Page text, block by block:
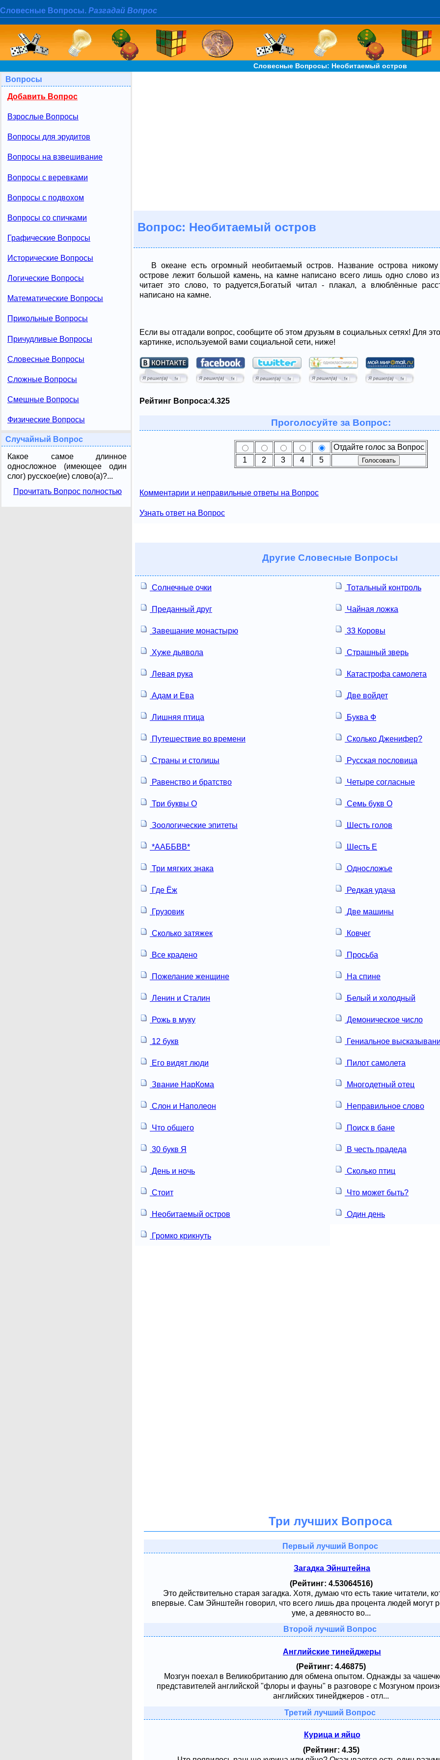
Словесные Вопросы. Разгадай Вопрос
Словесные Вопросы: Необитаемый остров
Вопросы
Добавить Вопрос
Взрослые Вопросы
Вопросы для эрудитов
Вопросы на взвешивание
Вопросы с веревками
Вопросы с подвохом
Вопросы со спичками
Графические Вопросы
Исторические Вопросы
Логические Вопросы
Математические Вопросы
Прикольные Вопросы
Причудливые Вопросы
Словесные Вопросы
Сложные Вопросы
Смешные Вопросы
Физические Вопросы
Случайный Вопрос
Какое самое длинное
односложное (имеющее один
слог) русское(ие) слово(а)?...
Прочитать Вопрос полностью
Вопрос: Необитаемый остров
В океане есть огромный необитаемый остров. Название острова
острове лежит большой камень, на камне написано всего лишь одно слово
читает это слово, то радуется,Богатый читал - плакал, а влюблённые
написано на камне.
Если вы отгадали вопрос, сообщите об этом друзьям в социальных сетях! Для
картинке, используемой вами социальной сети, ниже!
Рейтинг Вопроса:4.325
Проголосуйте за Вопрос:
Отдайте голос за Вопрос
1
2 3 4 5
Комментарии и неправильные ответы на Вопрос
Узнать ответ на Вопрос
Другие Словесные Вопросы
Солнечные очки Тотальный контроль
Преданный друг Чайная ложка
Завещание монастырю 33 Коровы
Хуже дьявола Страшный зверь
Левая рука Катастрофа самолета
Адам и Ева Две войдет
Лишняя птица Буква Ф
Путешествие во времени Сколько Дженифер?
Страны и столицы Русская пословица
Равенство и братство Четыре согласные
Три буквы О Семь букв О
Зоологические эпитеты Шесть голов
*ААББВВ* Шесть Е
Три мягких знака Односложье
Где Ёж Редкая удача
Грузовик Две машины
Сколько затяжек Ковчег
Все крадено Просьба
Пожелание женщине На спине
Ленин и Сталин Белый и холодный
Рожь в муку Демоническое число
12 букв Гениальное
Его видят люди Пилот самолета
Звание НарКома Многодетный отец
Слон и Наполеон Неправильное слово
Что общего Поиск в бане
30 букв Я В честь прадеда
День и ночь Сколько птиц
Стоит Что может быть?
Необитаемый остров Один день
Громко крикнуть
Три лучших Вопроса
Первый лучший Вопрос
Загадка Эйнштейна
(Рейтинг: 4.53064516)
Это действительно старая загадка. Хотя, думаю что есть такие читатели,
впервые. Сам Эйнштейн говорил, что всего лишь два процента людей могут
уме, а девяносто во...
Второй лучший Вопрос
Английские тинейджеры
(Рейтинг: 4.46875)
Мозгун поехал в Великобританию для обмена опытом. Однажды за
представителей английской "флоры и фауны" в разговоре с Мозгуном
английских тинейджеров - отл...
Третий лучший Вопрос
Курица и яйцо
(Рейтинг: 4.35)